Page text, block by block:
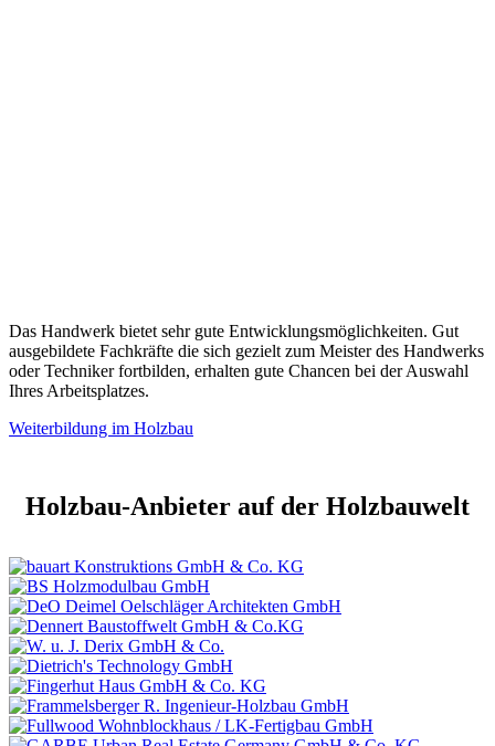
Das Handwerk bietet sehr gute Entwicklungsmöglichkeiten. Gut
ausgebildete Fachkräfte die sich gezielt zum Meister des Handwerks
oder Techniker fortbilden, erhalten gute Chancen bei der Auswahl
Ihres Arbeitsplatzes.
Weiterbildung im Holzbau
Holzbau-Anbieter auf der Holzbauwelt